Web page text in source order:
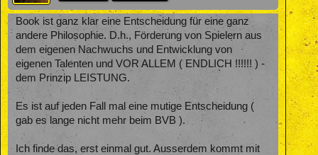
Book ist ganz klar eine Entscheidung für eine ganz
andere Philosophie. D.h., Förderung von Spielern aus
dem eigenen Nachwuchs und Entwicklung von
eigenen Talenten und VOR ALLEM ( ENDLICH !!!!!! ) -
dem Prinzip LEISTUNG.
Es ist auf jeden Fall mal eine mutige Entscheidung (
gab es lange nicht mehr beim BVB ).
Ich finde das, erst einmal gut. Ausserdem kommt mit